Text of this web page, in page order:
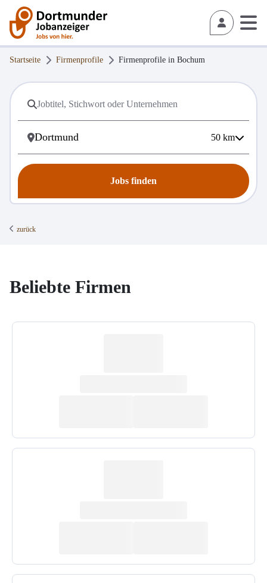
Startseite Firmenprofile Firmenprofile in Bochum
50 km
Jobs finden
zurück
Beliebte Firmen